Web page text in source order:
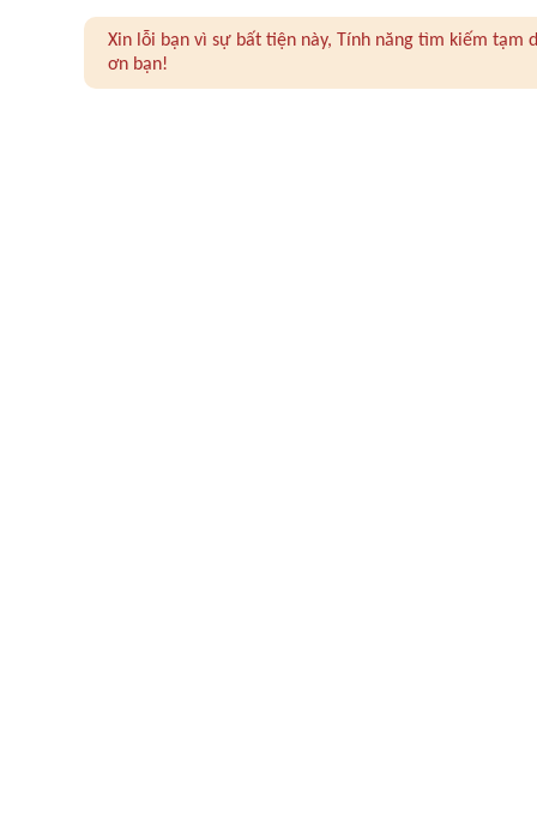
Xin lỗi bạn vì sự bất tiện này, Tính năng tìm kiếm
ơn bạn!